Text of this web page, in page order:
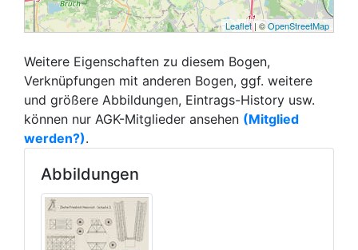
Leaflet| ©OpenStreetMap
Weitere Eigenschaften zu diesem Bogen,
Verknüpfungen mit anderen Bogen, ggf. weitere
und größere Abbildungen, Eintrags-History usw.
können nur AGK-Mitglieder ansehen (Mitglied
werden?).
Abbildungen